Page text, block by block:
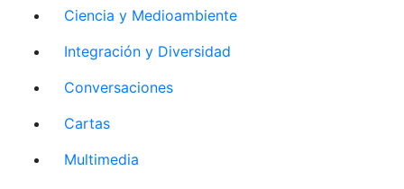
Ciencia y Medioambiente
Integración y Diversidad
Conversaciones
Cartas
Multimedia